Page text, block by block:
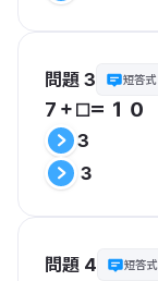
問題 3 短答式
7＋⬜︎＝１０
3
３
問題 4 短答式